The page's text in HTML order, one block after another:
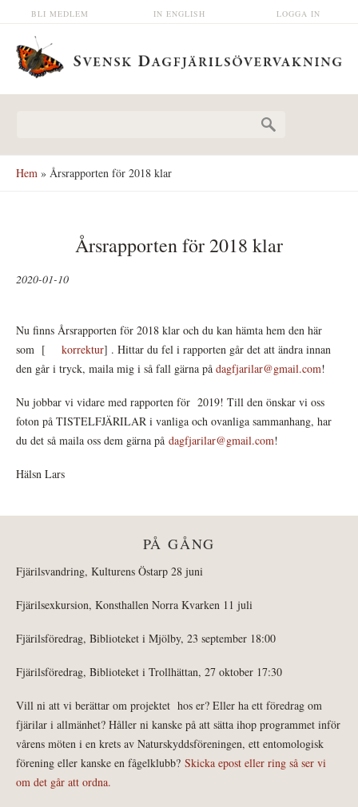
Hoppa till huvudinnehåll LOGGA IN
IN ENGLISH
BLI MEDLEM
Hem » Årsrapporten för 2018 klar
Årsrapporten för 2018 klar
2020-01-10
Nu finns Årsrapporten för 2018 klar och du kan hämta hem den här
som [
korrektur] . Hittar du fel i rapporten går det att ändra innan
den går i tryck, maila mig i så fall gärna på dagfjarilar@gmail.com!
Nu jobbar vi vidare med rapporten för 2019! Till den önskar vi oss
foton på TISTELFJÄRILAR i vanliga och ovanliga sammanhang, har
du det så maila oss dem gärna på dagfjarilar@gmail.com!
Hälsn Lars
PÅ GÅNG
Fjärilsvandring, Kulturens Östarp 28 juni
Fjärilsexkursion, Konsthallen Norra Kvarken 11 juli
Fjärilsföredrag, Biblioteket i Mjölby, 23 september 18:00
Fjärilsföredrag, Biblioteket i Trollhättan, 27 oktober 17:30
Vill ni att vi berättar om projektet hos er? Eller ha ett föredrag om
fjärilar i allmänhet? Håller ni kanske på att sätta ihop programmet inför
vårens möten i en krets av Naturskyddsföreningen, ett entomologisk
förening eller kanske en fågelklubb? Skicka epost eller ring så ser vi
om det går att ordna.